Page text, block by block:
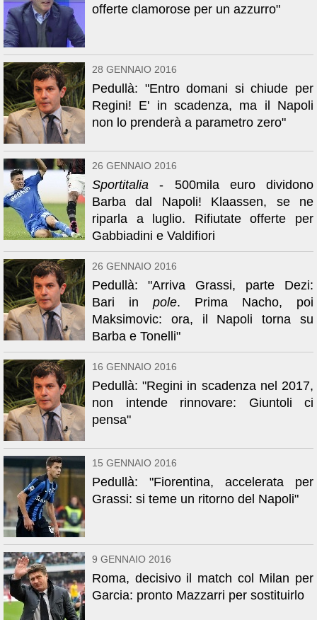
offerte clamorose per un azzurro"
28 GENNAIO 2016
Pedullà: "Entro domani si chiude per
Regini! E' in scadenza, ma il Napoli
non lo prenderà a parametro zero"
26 GENNAIO 2016
Sportitalia - 500mila euro dividono
Barba dal Napoli! Klaassen, se ne
riparla a luglio. Rifiutate offerte per
Gabbiadini e Valdifiori
26 GENNAIO 2016
Pedullà: "Arriva Grassi, parte Dezi:
Bari in pole. Prima Nacho, poi
Maksimovic: ora, il Napoli torna su
Barba e Tonelli"
16 GENNAIO 2016
Pedullà: "Regini in scadenza nel 2017,
non intende rinnovare: Giuntoli ci
pensa"
15 GENNAIO 2016
Pedullà: "Fiorentina, accelerata per
Grassi: si teme un ritorno del Napoli"
9 GENNAIO 2016
Roma, decisivo il match col Milan per
Garcia: pronto Mazzarri per sostituirlo